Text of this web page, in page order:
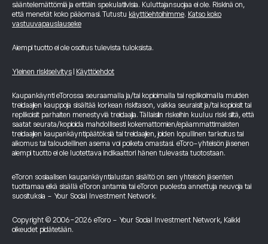
sääntelemättömiä ja erittäin spekulatiivisia. Kuluttajansuojaa ei ole. Riskinä on,
että menetät koko pääomasi. Tutustu käyttöehtoihimme. Katso koko
vastuuvapauslauseke
Aiempi tuotto ei ole osoitus tulevista tuloksista.
Yleinen riskiselvitys Käyttöehdot
Kaupankäynti eTorossa seuraamalla ja/tai kopioimalla tai replikoimalla muiden
treidaajien kauppoja sisältää korkean riskitason, vaikka seuraisit ja/tai kopioisit tai
replikoisit parhaiten menestyviä treidaajia. Tällaisiin riskeihin kuuluu riski siitä, että
saatat seurata/kopioida mahdollisesti kokemattomien/epäammattimaisten
treidaajien kaupankäyntipäätöksiä tai treidaajien, joiden lopullinen tarkoitus tai
aikomus tai taloudellinen asema voi poiketa omastasi. eToro-yhteisön jäsenen
aiempi tuotto ei ole luotettava indikaattori hänen tulevasta tuotostaan.
eToron sosiaalisen kaupankäyntialustan sisältö on sen yhteisön jäsenten
tuottamaa eikä sisällä eToron antamia tai eToron puolesta annettuja neuvoja tai
suosituksia - Your Social Investment Network.
Copyright © 2006-2026 eToro - Your Social Investment Network, Kaikki
oikeudet pidätetään.